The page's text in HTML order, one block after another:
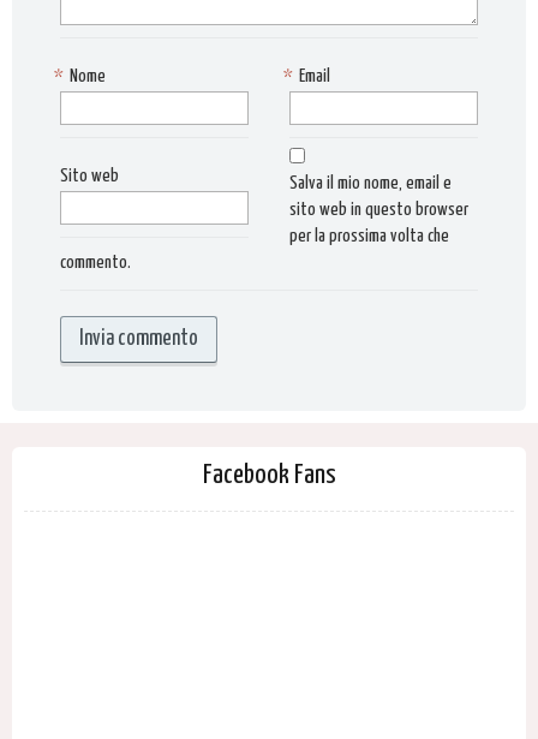
Nome
* Email
*
Sito web
Salva il mio nome, email e
sito web in questo browser
per la prossima volta che
commento.
Facebook Fans